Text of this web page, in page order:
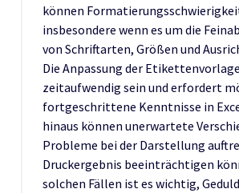
können
insbesondere wenn es um die
von Schriftarten, Größen und
Die Anpassung der
zeitaufwendig sein und erfordert
fortgeschrittene Kenntnisse in
hinaus können unerwartete
Probleme bei der Darstellung
Druckergebnis beeinträchtigen
solchen Fällen ist es wichtig,